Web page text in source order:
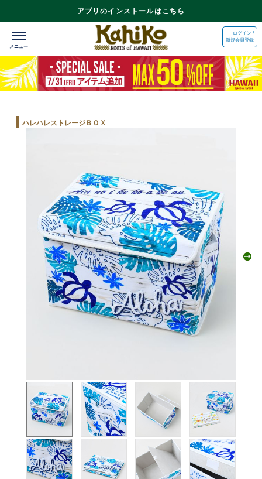
アプリのインストールはこちら
ログイン /
新規会員登録
ハレハレストレージＢＯＸ